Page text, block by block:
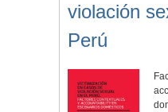
violación
Perú